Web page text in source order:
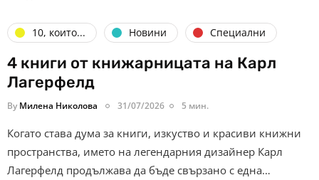
10, които... Новини Специални
4 книги от книжарницата на Карл
Лагерфелд
By Милена Николова 31/07/2026 5 мин.
Когато става дума за книги, изкуство и красиви книжни
пространства, името на легендарния дизайнер Карл
Лагерфелд продължава да бъде свързано с една…